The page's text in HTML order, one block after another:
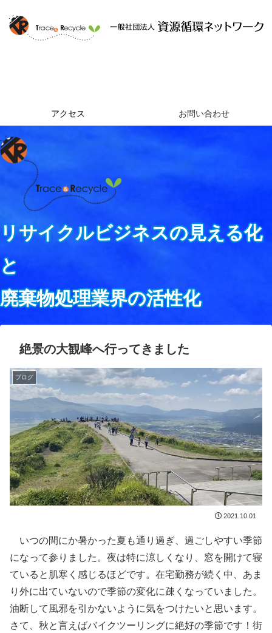
アクセス お問い合わせ
リサイクルビジネスの見える化
と
廃棄物処理業界の活性化
絶景の大観峰へ行ってきました
ブログ
2021.10.01
いつの間にか暑かった夏も通り過ぎ、過ごしやすい季節
になって参りました。夜は特に涼しくなり、窓を開けて寝
ていると肌寒く感じるほどです。在宅勤務が続く中、あま
り外に出ていないので季節の変化に疎くなっていました。
油断して風邪を引かないように気をつけたいと思います。
さて、秋と言えばバイクツーリングに絶好の季節です！街